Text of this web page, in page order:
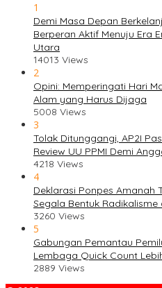
1
Demi Masa Depan
Berperan Aktif Menuju Era
Utara
14013 Views
2
Opini: Memperingati Hari
Alam yang Harus Dijaga
5008 Views
3
Tolak Ditunggangi, AP2I
Review UU PPMI Demi
4218 Views
4
Deklarasi Ponpes Amanah
Segala Bentuk Radikalisme
3260 Views
5
Gabungan Pemantau
Lembaga Quick Count
2889 Views